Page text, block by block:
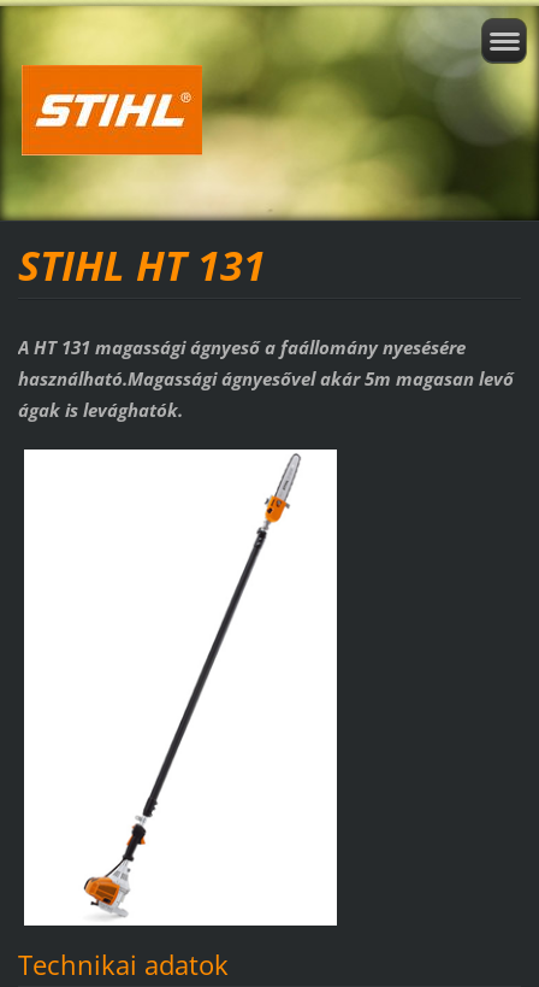
STIHL HT 131
A HT 131 magassági ágnyeső a faállomány nyesésére
használható.Magassági ágnyesővel akár 5m magasan levő
ágak is levághatók.
Technikai adatok